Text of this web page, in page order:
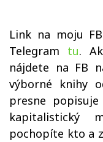
Link na moju
Telegram tu.
nájdete na FB
výborné knihy
presne
kapitalistický
pochopíte kto a